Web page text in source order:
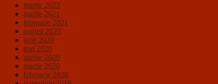
martie 2023
martie 2021
februarie 2021
august 2020
iulie 2020
mai 2020
aprilie 2020
martie 2020
februarie 2020